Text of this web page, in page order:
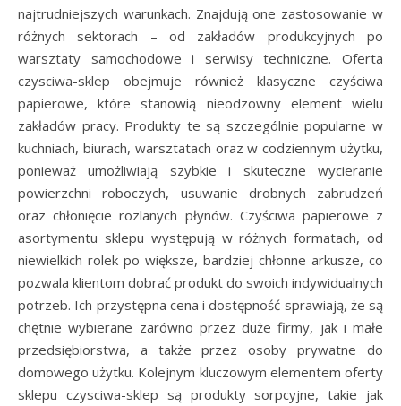
najtrudniejszych warunkach. Znajdują one zastosowanie w
różnych sektorach – od zakładów produkcyjnych po
warsztaty samochodowe i serwisy techniczne. Oferta
czysciwa-sklep obejmuje również klasyczne czyściwa
papierowe, które stanowią nieodzowny element wielu
zakładów pracy. Produkty te są szczególnie popularne w
kuchniach, biurach, warsztatach oraz w codziennym użytku,
ponieważ umożliwiają szybkie i skuteczne wycieranie
powierzchni roboczych, usuwanie drobnych zabrudzeń
oraz chłonięcie rozlanych płynów. Czyściwa papierowe z
asortymentu sklepu występują w różnych formatach, od
niewielkich rolek po większe, bardziej chłonne arkusze, co
pozwala klientom dobrać produkt do swoich indywidualnych
potrzeb. Ich przystępna cena i dostępność sprawiają, że są
chętnie wybierane zarówno przez duże firmy, jak i małe
przedsiębiorstwa, a także przez osoby prywatne do
domowego użytku. Kolejnym kluczowym elementem oferty
sklepu czysciwa-sklep są produkty sorpcyjne, takie jak